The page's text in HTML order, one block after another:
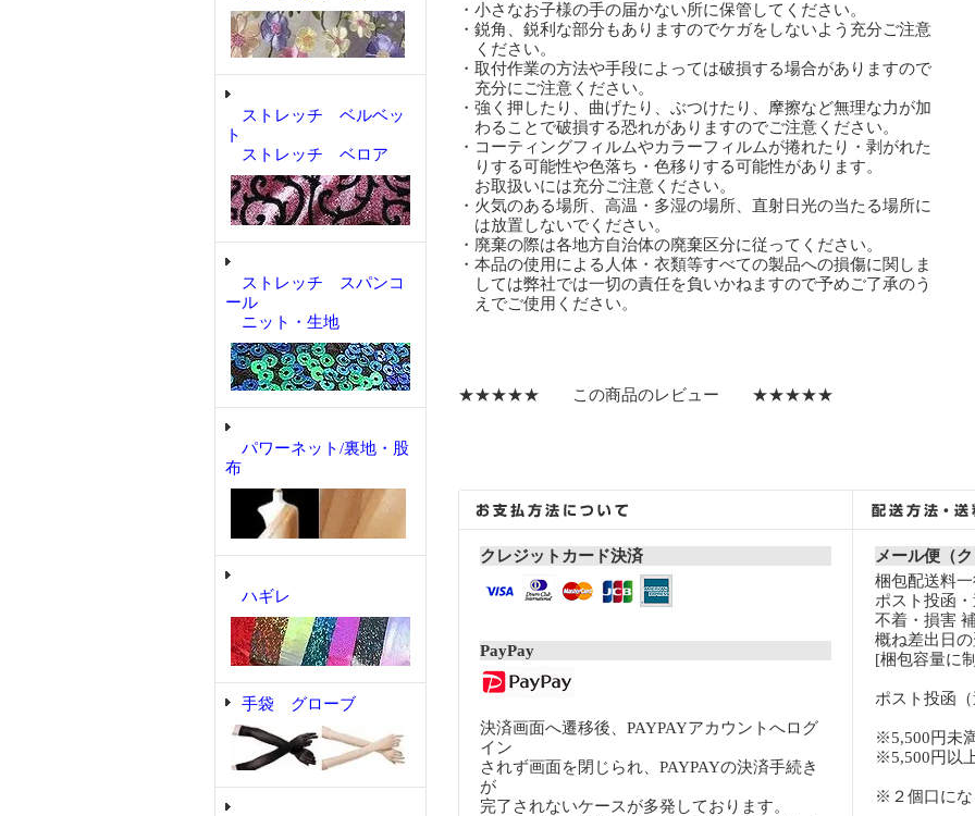
ストレッチ ベルベッ
ト
ストレッチ ベロア
ストレッチ スパンコ
ール
ニット・生地
パワーネット/裏地・股
布
ハギレ
手袋 グローブ
・小さなお子様の手の届かない所に保管してください。
・鋭角、鋭利な部分もありますのでケガをしないよう充分ご注意
ください。
・取付作業の方法や手段によっては破損する場合がありますので
充分にご注意ください。
・強く押したり、曲げたり、ぶつけたり、摩擦など無理な力が加
わることで破損する恐れがありますのでご注意ください。
・コーティングフィルムやカラーフィルムが捲れたり・剥がれた
りする可能性や色落ち・色移りする可能性があります。
お取扱いには充分ご注意ください。
・火気のある場所、高温・多湿の場所、直射日光の当たる場所に
は放置しないでください。
・廃棄の際は各地方自治体の廃棄区分に従ってください。
・本品の使用による人体・衣類等すべての製品への損傷に関しま
しては弊社では一切の責任を負いかねますので予めご了承のう
えでご使用ください。
★★★★★ この商品のレビュー ★★★★★
クレジットカード決済
PayPay
決済画面へ遷移後、PAYPAYアカウントへログ
イン
されず画面を閉じられ、PAYPAYの決済手続き
が
完了されないケースが多発しております。
メール便（
梱包配送料
ポスト投函
不着・損害
概ね差出日
[梱包容量に
ポスト投函
※5,500円未
※5,500円以
※２個口にな